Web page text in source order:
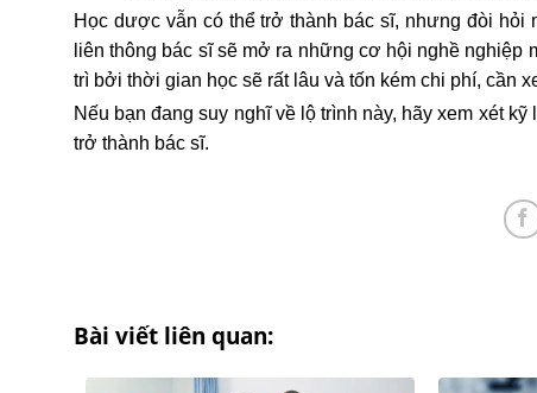
Học dược vẫn có thể trở thành bác sĩ, nhưng đòi hỏi
liên thông bác sĩ sẽ mở ra những cơ hội nghề
trì bởi thời gian học sẽ rất lâu và tốn kém chi phí, cần
Nếu bạn đang suy nghĩ về lộ trình này, hãy xem xét
trở thành bác sĩ.
Bài viết liên quan: